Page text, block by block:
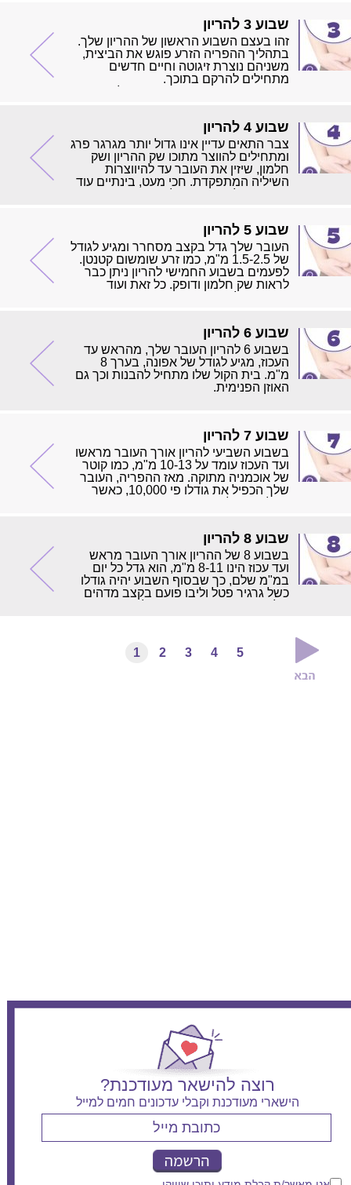
שבוע 3 להריון
זהו בעצם השבוע הראשון של ההריון שלך.
בתהליך ההפריה הזרע פוגש את הביצית,
משניהם נוצרת זיגוטה וחיים חדשים
מתחילים להרקם בתוכך.
36 שעות ואם בזמן הזה מגיע זרע, ההפריה
תרחש.
אם לא נוצרה הפריה בפרק הזמן הזה, תוכלו
לנסות שוב בחודש הבא. אולי יעניין אותך
לדעת שהביצית היא התא הגדול ביותר
בגוף האשה (100 מיקרון) ואילו תא הזרע
שבוע 4 להריון
צבר התאים עדיין אינו גדול יותר מגרגר פרג
ומתחילים להווצר מתוכו שק ההריון ושק
חלמון, שיזין את העובר עד להיווצרות
השיליה המתפקדת. חכי מעט, בינתיים עוד
שבוע 5 להריון
העובר שלך גדל בקצב מסחרר ומגיע לגודל
של 1.5-2.5 מ"מ, כמו זרע שומשום קטנטן.
לפעמים בשבוע החמישי להריון ניתן כבר
לראות שק חלמון ודופק. כל זאת ועוד
שבוע 6 להריון
בשבוע 6 להריון העובר שלך, מהראש עד
העכוז, מגיע לגודל של אפונה, בערך 8
מ"מ. בית הקול שלו מתחיל להבנות וכך גם
האוזן הפנימית.
שבוע 7 להריון
בשבוע השביעי להריון אורך העובר מראשו
ועד העכוז עומד על 10-13 מ"מ, כמו קוטר
של אוכמניה מתוקה. מאז ההפריה, העובר
שלך הכפיל את גודלו פי 10,000, כאשר
שבוע 8 להריון
בשבוע 8 של ההריון אורך העובר מראש
ועד עכוז הינו 8-11 מ"מ, הוא גדל כל יום
במ"מ שלם, כך שבסוף השבוע יהיה גודלו
כשל גרגיר פטל וליבו פועם בקצב מדהים
1 2 3 4 5
רוצה להישאר מעודכנת?
הישארי מעודכנת וקבלי עדכונים חמים למייל